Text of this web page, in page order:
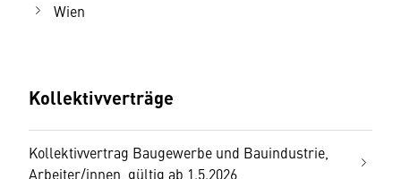
Wien
Kollektivverträge
Kollektivvertrag Baugewerbe und Bauindustrie,
Arbeiter/innen, gültig ab 1.5.2026